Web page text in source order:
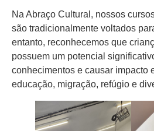
Na Abraço Cultural, nossos
são tradicionalmente voltados
entanto, reconhecemos que
possuem um potencial
conhecimentos e causar impacto
educação, migração, refúgio e